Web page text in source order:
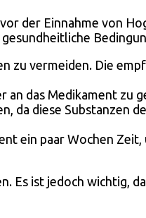
der Einnahme von
zu vermeiden. Die
an das Medikament zu
da diese Substanzen
ein paar Wochen Zeit,
Es ist jedoch wichtig,